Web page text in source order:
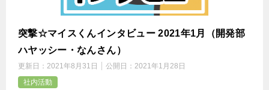
突撃☆マイスくんインタビュー 2021年1月（開発部
ハヤッシー・なんさん）
更新日： 2021年8月31日 公開日： 2021年1月28日
社内活動